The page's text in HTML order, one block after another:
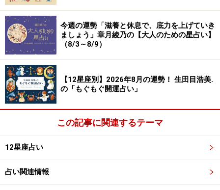
今週の運勢「滋養と休息で、底力を上げていき
ましょう」章月綾乃の【大人のための星占い】
（8/3～8/9）
【12星座別】2026年8月の運勢！ 生田目浩美.
の「もぐもぐ開運占い」
この記事に関連するテーマ
12星座占い
占い関連情報